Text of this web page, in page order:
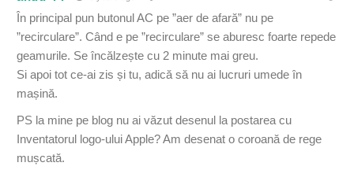
În principal pun butonul AC pe ”aer de afară” nu pe
”recirculare”. Când e pe ”recirculare” se aburesc foarte repede
geamurile. Se încălzește cu 2 minute mai greu.
Si apoi tot ce-ai zis și tu, adică să nu ai lucruri umede în
mașină.
PS la mine pe blog nu ai văzut desenul la postarea cu
Inventatorul logo-ului Apple? Am desenat o coroană de rege
mușcată.